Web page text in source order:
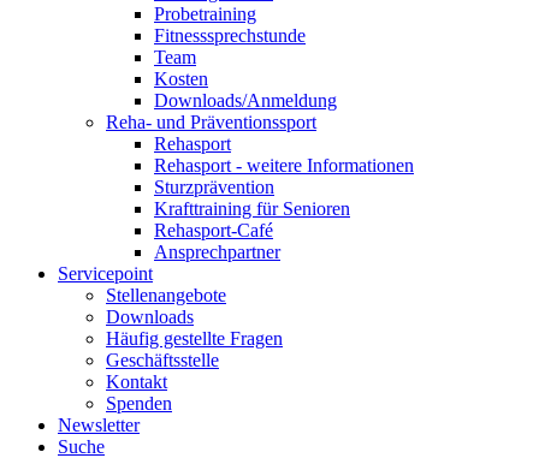
Probetraining
Fitnesssprechstunde
Team
Kosten
Downloads/Anmeldung
Reha- und Präventionssport
Rehasport
Rehasport - weitere Informationen
Sturzprävention
Krafttraining für Senioren
Rehasport-Café
Ansprechpartner
Servicepoint
Stellenangebote
Downloads
Häufig gestellte Fragen
Geschäftsstelle
Kontakt
Spenden
Newsletter
Suche